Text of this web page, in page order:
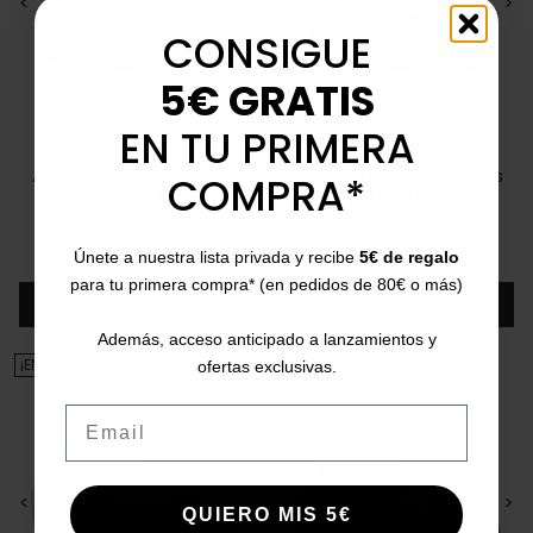
ANDARES
Alpargatas de cuña baja
Precio
29,95 € Precio base
59,95 € -51%
ANDARES
Alpargata con tachuelas
Precio
29,95 € Precio base
59,95 € -51%
< >
¡EN OFERTA!
< >
¡EN OFERTA!
CONSIGUE
5€ GRATIS
EN TU PRIMERA
COMPRA*
Únete a nuestra lista privada y recibe 5€ de regalo
para tu primera compra* (en pedidos de 80€ o más)
Además, acceso anticipado a lanzamientos y
ofertas exclusivas.
QUIERO MIS 5€